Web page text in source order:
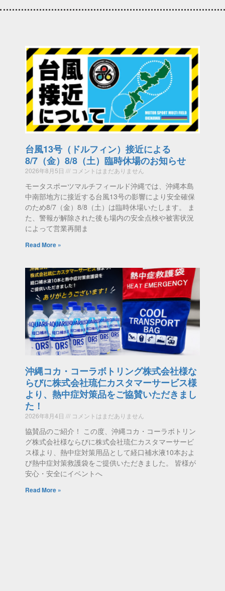
台風13号（ドルフィン）接近による
8/7（金）8/8（土）臨時休場のお知らせ
2026年8月5日 コメントはまだありません
モータスポーツマルチフィールド沖縄では、沖縄本島
中南部地方に接近する台風13号の影響により安全確保
のため8/7（金）8/8（土）は臨時休場いたします。 ま
た、警報が解除された後も場内の安全点検や被害状況
によって営業再開ま
Read More »
沖縄コカ・コーラボトリング株式会社様な
らびに株式会社琉仁カスタマーサービス様
より、熱中症対策品をご協賛いただきまし
た！
2026年8月4日 コメントはまだありません
協賛品のご紹介！ この度、沖縄コカ・コーラボトリン
グ株式会社様ならびに株式会社琉仁カスタマーサービ
ス様より、熱中症対策用品として経口補水液10本およ
び熱中症対策救護袋をご提供いただきました。 皆様が
安心・安全にイベントへ
Read More »